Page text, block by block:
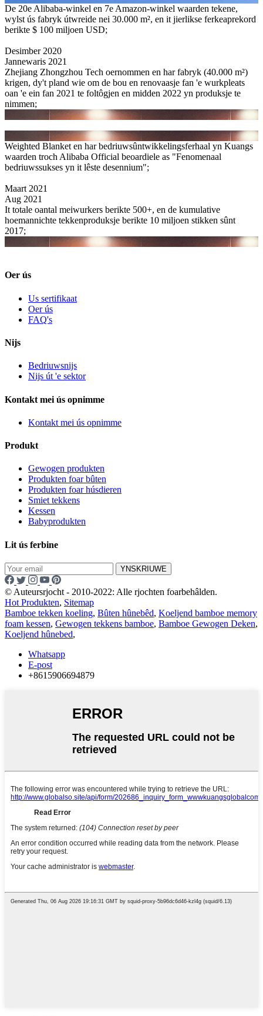
De 20e Alibaba-winkel en 7e Amazon-winkel waarden tekene,
wylst ús fabryk útwreide nei 30.000 m², en it jierlikse ferkeaprekord
berikte $ 100 miljoen USD;
Desimber 2020
Jannewaris 2021
Zhejiang Zhongzhou Tech oernommen en har fabryk (40.000 m²)
krigen, dy't pland wie om de bou en renovaasje fan 'e wurkpleats
oan 'e ein fan 2021 te foltôgjen en midden 2022 yn produksje te
nimmen;
Weighted Blanket en har bedriuwsûntwikkelingsferhaal yn Kuangs
waarden troch Alibaba Official beoardiele as "Fenomenaal
bedriuwssukses yn it lêste desennium";
Maart 2021
Aug 2021
It totale oantal meiwurkers berikte 500+, en de kumulative
hoemannichte tekkenproduksje berikte 10 miljoen stikken sûnt
2017;
Oer ús
Us sertifikaat
Oer ús
FAQ's
Nijs
Bedriuwsnijs
Nijs út 'e sektor
Kontakt mei ús opnimme
Kontakt mei ús opnimme
Produkt
Gewogen produkten
Produkten foar bûten
Produkten foar húsdieren
Smiet tekkens
Kessen
Babyprodukten
Lit ús ferbine
YNSKRIUWE
© Auteursrjocht - 2010-2022: Alle rjochten foarbehâlden.
Hot Produkten, Sitemap
Bamboe tekken koeling, Bûten hûnebêd, Koeljend bamboe memory
foam kessen, Gewogen tekkens bamboe, Bamboe Gewogen Deken,
Koeljend hûnebed,
Whatsapp
E-post
+8615906694879